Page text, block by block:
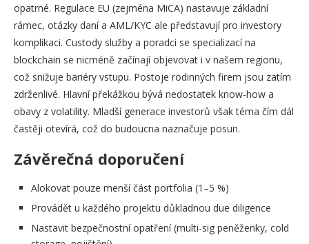
opatrné. Regulace EU (zejména MiCA) nastavuje základní
rámec, otázky daní a AML/KYC ale představují pro investory
komplikaci. Custody služby a poradci se specializací na
blockchain se nicméně začínají objevovat i v našem regionu,
což snižuje bariéry vstupu. Postoje rodinných firem jsou zatím
zdrženlivé. Hlavní překážkou bývá nedostatek know-how a
obavy z volatility. Mladší generace investorů však téma čím dál
častěji otevírá, což do budoucna naznačuje posun.
Závěrečná doporučení
Alokovat pouze menší část portfolia (1–5 %)
Provádět u každého projektu důkladnou due diligence
Nastavit bezpečnostní opatření (multi-sig peněženky, cold